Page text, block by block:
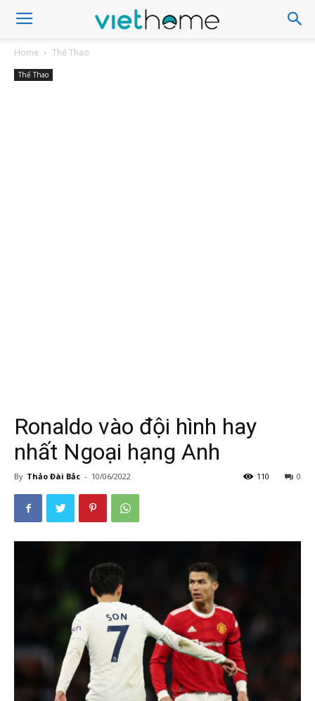
Home Thể Thao
Thể Thao
Ronaldo vào đội hình hay
nhất Ngoại hạng Anh
By Thảo Đài Bắc - 10/06/2022 0
110